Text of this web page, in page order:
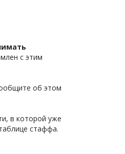
с этим
об этом
в которой уже
стаффа.